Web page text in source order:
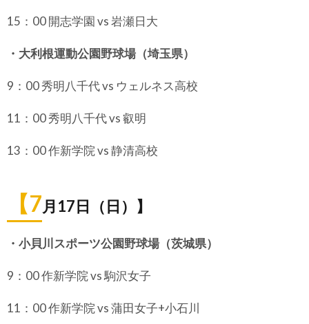
15：00 開志学園 vs 岩瀬日大
・大利根運動公園野球場（埼玉県）
9：00 秀明八千代 vs ウェルネス高校
11：00 秀明八千代 vs 叡明
13：00 作新学院 vs 静清高校
【7月17日（日）】
・小貝川スポーツ公園野球場（茨城県）
9：00 作新学院 vs 駒沢女子
11：00 作新学院 vs 蒲田女子+小石川